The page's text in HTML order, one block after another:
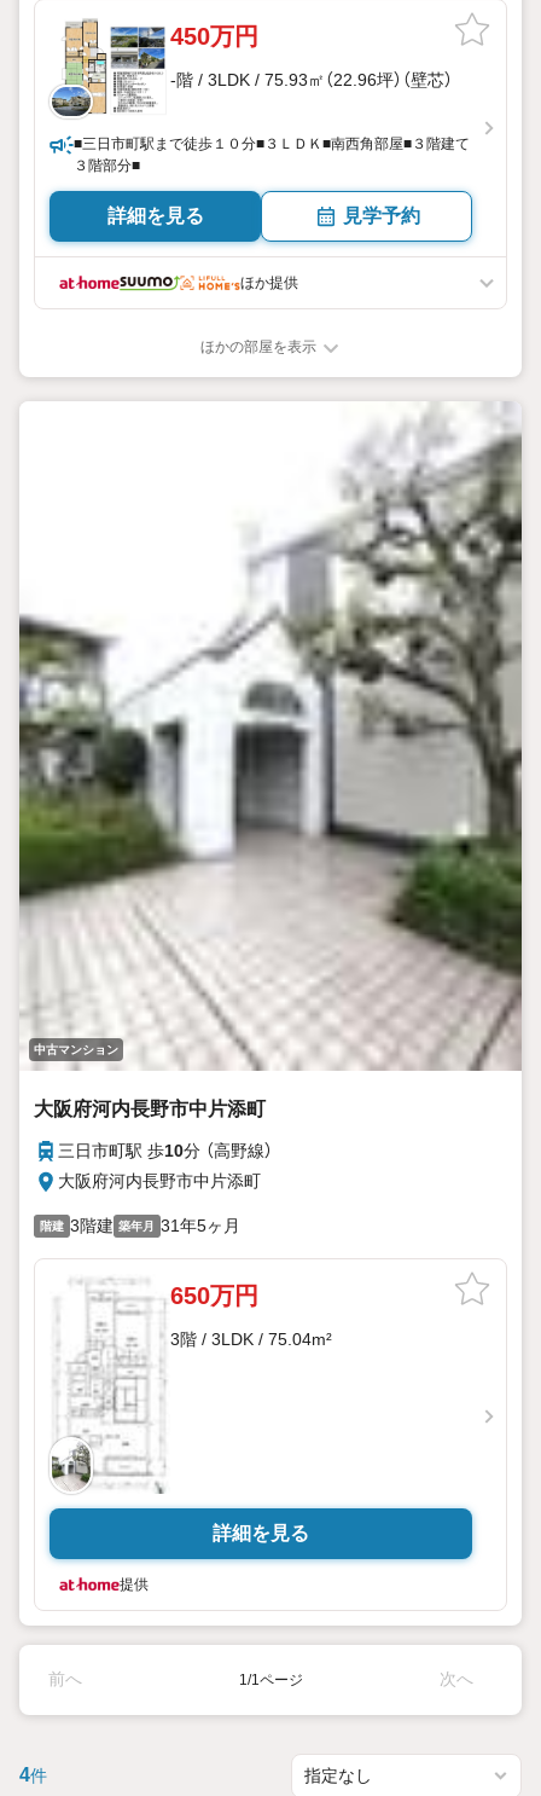
450万円
-階 / 3LDK / 75.93㎡（22.96坪）（壁芯）
■三日市町駅まで徒歩１０分■３ＬＤＫ■南西角部屋■３階建て
３階部分■
詳細を見る 見学予約
ほか提供
ほかの部屋を表示
中古マンション
大阪府河内長野市中片添町
三日市町駅 歩10分 （高野線）
大阪府河内長野市中片添町
階建 3階建 築年月 31年5ヶ月
650万円
3階 / 3LDK / 75.04m²
詳細を見る
提供
前へ 1/1ページ 次へ
4件